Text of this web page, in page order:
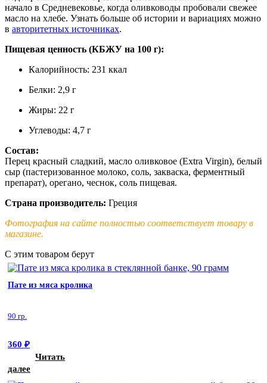
начало в Средневековье, когда оливководы пробовали свежее
масло на хлебе. Узнать больше об истории и вариациях можно
в авторитетных источниках.
Пищевая ценность (КБЖУ на 100 г):
Калорийность: 231 ккал
Белки: 2,9 г
Жиры: 22 г
Углеводы: 4,7 г
Состав:
Перец красный сладкий, масло оливковое (Extra Virgin), белый
сыр (пастеризованное молоко, соль, закваска, ферментный
препарат), орегано, чеснок, соль пищевая.
Страна производитель: Греция
Фотография на сайте полностью соответствует товару в
магазине.
С этим товаром берут
Пате из мяса кролика
90 гр.
360 ₽
Читать
далее